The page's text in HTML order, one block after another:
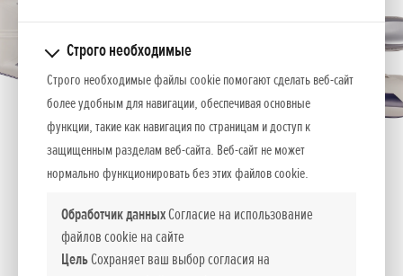
Строго необходимые
Строго необходимые файлы cookie помогают сделать веб-сайт
более удобным для навигации, обеспечивая основные
функции, такие как навигация по страницам и доступ к
защищенным разделам веб-сайта. Веб-сайт не может
нормально функционировать без этих файлов cookie.
Обработчик данныхСогласие на использование
файлов cookie на сайте
ЦельСохраняет ваш выбор согласия на
Уникальная конструкция днища для